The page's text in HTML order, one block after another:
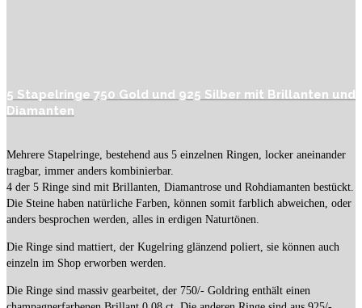
5 Stapelringe 750 Gold und 925 Silber mit Brillanten und
Diamanten
Mehrere Stapelringe, bestehend aus 5 einzelnen Ringen, locker aneinander
tragbar, immer anders kombinierbar.
4 der 5 Ringe sind mit Brillanten, Diamantrose und Rohdiamanten bestückt.
Die Steine haben natürliche Farben, können somit farblich abweichen, oder
anders besprochen werden, alles in erdigen Naturtönen.
Die Ringe sind mattiert, der Kugelring glänzend poliert, sie können auch
einzeln im Shop erworben werden.
Die Ringe sind massiv gearbeitet, der 750/- Goldring enthält einen